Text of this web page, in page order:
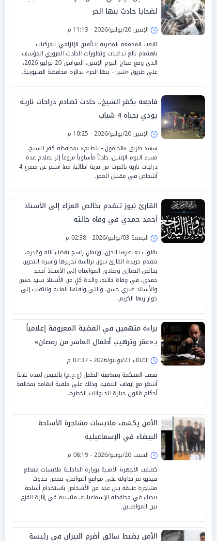
لضحايا حادث بنها الحر
الإثنين 20/يوليو/2026 - 11:13 م
تابعت المجمعة المصرية للتأمين الإلزامي للمركبات
باهتمام بالغ تداعيات وتطورات الحادث المروري المؤسف
الذي وقع صباح اليوم الإثنين، الموافق 20 يوليو 2026،
على طريق «شبرا - بنها الحر» بدائرة محافظة القليوبية.
فاجعة بكفر الشيخ.. حادث تصادم دراجات نارية
يودي بحياة 4 شباب
الإثنين 20/يوليو/2026 - 10:25 م
شهد طريق «الحامول - بلطيم» بمحافظة كفر الشيخ،
مساء اليوم الإثنين، حادثاً مأساوياً مروعاً إثر تصادم عدة
دراجات نارية بالقرب من قرية أطاليا، مما أسفر عن مصرع 4
أشخاص في مقتبل العمر.
القارئ نيوز تتقدم بخالص العزاء إلى الأستاذ
أحمد حمدي في وفاة خالته
الجمعة 03/يوليو/2026 - 02:38 م
بقلوب يعتصرها الحزن، وإيمانٍ راسخ بقضاء الله وقدره،
تتقدم جريدة القارئ نيوز، برئاسة تحريرها وأسرة التحرير،
بخالص التعازي وصادق المواساة إلى الأستاذ أحمد
حمدي، في وفاة خالته، والدة كلٍ من الأستاذ سيد حسن
والأستاذ صبري حسن، والتي وافتها المنية وانتقلت إلى
جوار ربها الكريم.
براءة متهمين في القضية المعروفة إعلامياً
بـ«عقر وترهيب أطفال العاشر من رمضان»
الثلاثاء 23/يونيو/2026 - 07:37 م
قضت المحكمة بمعاقبة الطفل (ع.خ.م) بالحبس لمدة ثلاثة
أشهر مع إيقاف التنفيذ، وذلك على خلفية اتهامه بمخالفة
أحكام قانون حيازة الحيوانات الخطرة.
الأمن يكشف ملابسات مشاجرة الأسلحة
البيضاء في الإسماعيلية
السبت 20/يونيو/2026 - 08:19 م
كشفت الأجهزة الأمنية بوزارة الداخلية ملابسات مقطع
فيديو تم تداوله على مواقع التواصل، تضمن حدوث
مشاجرة عنيفة بين عدد من الأشخاص باستخدام أسلحة
بيضاء في محافظة الإسماعيلية، متسببة في إثارة الفزع
بين المواطنين.
الأمن يضبط سائق أضرم النيران في رئيسة